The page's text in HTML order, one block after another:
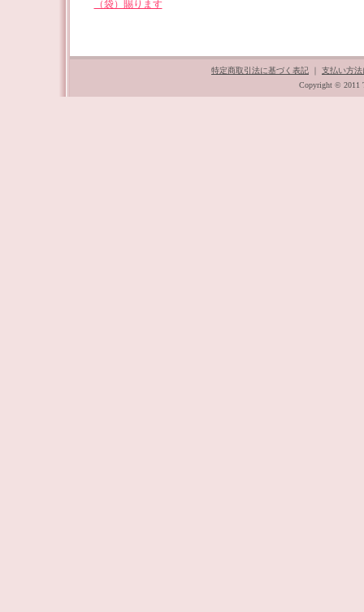
（袋）賜ります
特定商取引法に基づく表記
支払い方
Copyright © 2011